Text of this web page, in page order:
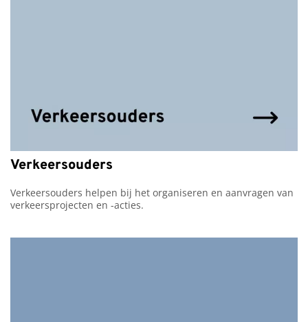
Verkeersouders
Verkeersouders helpen bij het organiseren en aanvragen van
verkeersprojecten en -acties.